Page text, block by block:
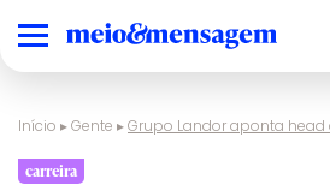
Início ▸Gente ▸Grupo Landor aponta
carreira